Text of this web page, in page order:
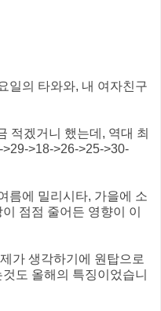
일의 타와와, 내 여자친구
적겠거니 했는데, 역대 최
>18->26->25->30-
름에 밀리시타, 가을에 소
점점 줄어든 영향이 이
가 생각하기에 원탑으로
도 올해의 특징이었습니